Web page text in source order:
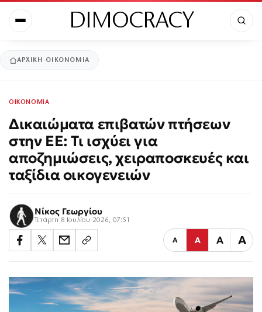
DIMOCRACY
ΑΡΧΙΚΉ ΟΙΚΟΝΟΜΙΑ
ΟΙΚΟΝΟΜΙΑ
Δικαιώματα επιβατών πτήσεων
στην ΕΕ: Τι ισχύει για
αποζημιώσεις, χειραποσκευές και
ταξίδια οικογενειών
Νίκος Γεωργίου
Τετάρτη 8 Ιουλίου 2026, 07:51
Α Α Α Α